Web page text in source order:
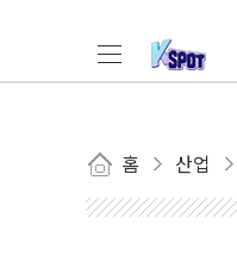
홈 산업